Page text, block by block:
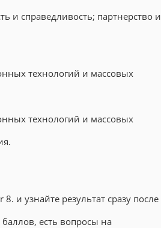
и справедливость; партнерство и
технологий и массовых
технологий и массовых
и узнайте результат сразу после
есть вопросы на